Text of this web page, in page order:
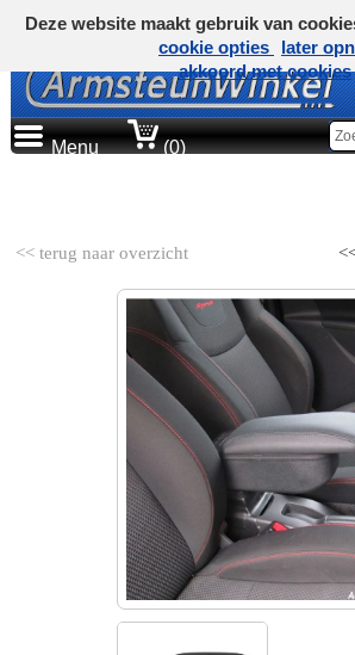
Menu (0)
<< terug naar overzicht
Deze website maakt gebruik van
cookie opties
later
akkoord met cookies